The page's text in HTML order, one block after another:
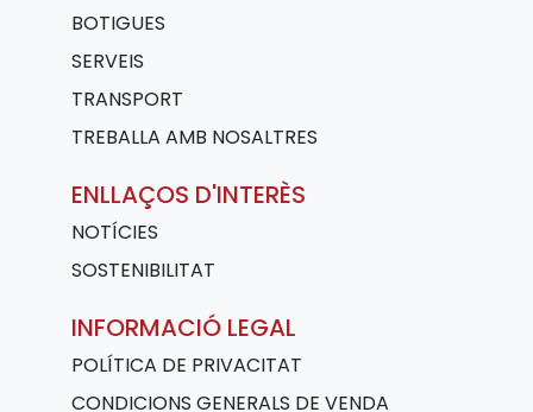
BOTIGUES
SERVEIS
TRANSPORT
TREBALLA AMB NOSALTRES
ENLLAÇOS D'INTERÈS
NOTÍCIES
SOSTENIBILITAT
INFORMACIÓ LEGAL
POLÍTICA DE PRIVACITAT
CONDICIONS GENERALS DE VENDA